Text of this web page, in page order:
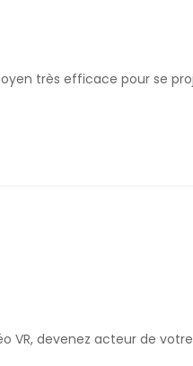
très efficace pour se
VR, devenez acteur de